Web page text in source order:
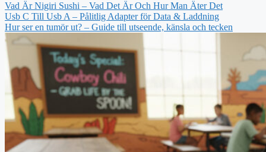
Vad Är Nigiri Sushi – Vad Det Är Och Hur Man Äter Det
Usb C Till Usb A – Pålitlig Adapter för Data & Laddning
Hur ser en tumör ut? – Guide till utseende, känsla och tecken